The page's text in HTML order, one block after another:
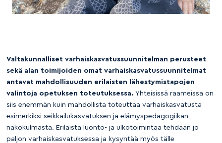
Valtakunnalliset varhaiskasvatussuunnitelman perusteet
sekä alan toimijoiden omat varhaiskasvatussuunnitelmat
antavat mahdollisuuden erilaisten lähestymistapojen
valintoja opetuksen toteutuksessa. Yhteisissä raameissa on
siis enemmän kuin mahdollista toteuttaa varhaiskasvatusta
esimerkiksi seikkailukasvatuksen ja elämyspedagogiikan
näkökulmasta. Erilaista luonto- ja ulkotoimintaa tehdään jo
paljon varhaiskasvatuksessa ja kysyntää myös tälle